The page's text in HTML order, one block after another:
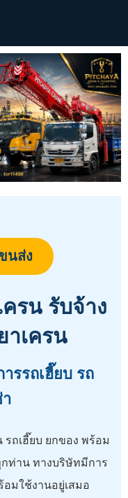
นส่ง
ครน รับจ้าง
าเครน
รรถเฮี๊ยบ รถ
ถเฮี๊ยบ ยกของ พร้อม
ท่าน ทางบริษัทมีการ
มใช้งานอยู่เสมอ